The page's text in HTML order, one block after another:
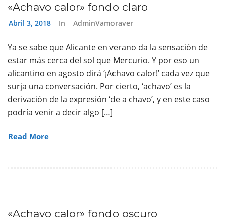
«Achavo calor» fondo claro
Abril 3, 2018 In AdminVamoraver
Ya se sabe que Alicante en verano da la sensación de
estar más cerca del sol que Mercurio. Y por eso un
alicantino en agosto dirá ‘¡Achavo calor!’ cada vez que
surja una conversación. Por cierto, ‘achavo’ es la
derivación de la expresión ‘de a chavo’, y en este caso
podría venir a decir algo […]
Read More
«Achavo calor» fondo oscuro